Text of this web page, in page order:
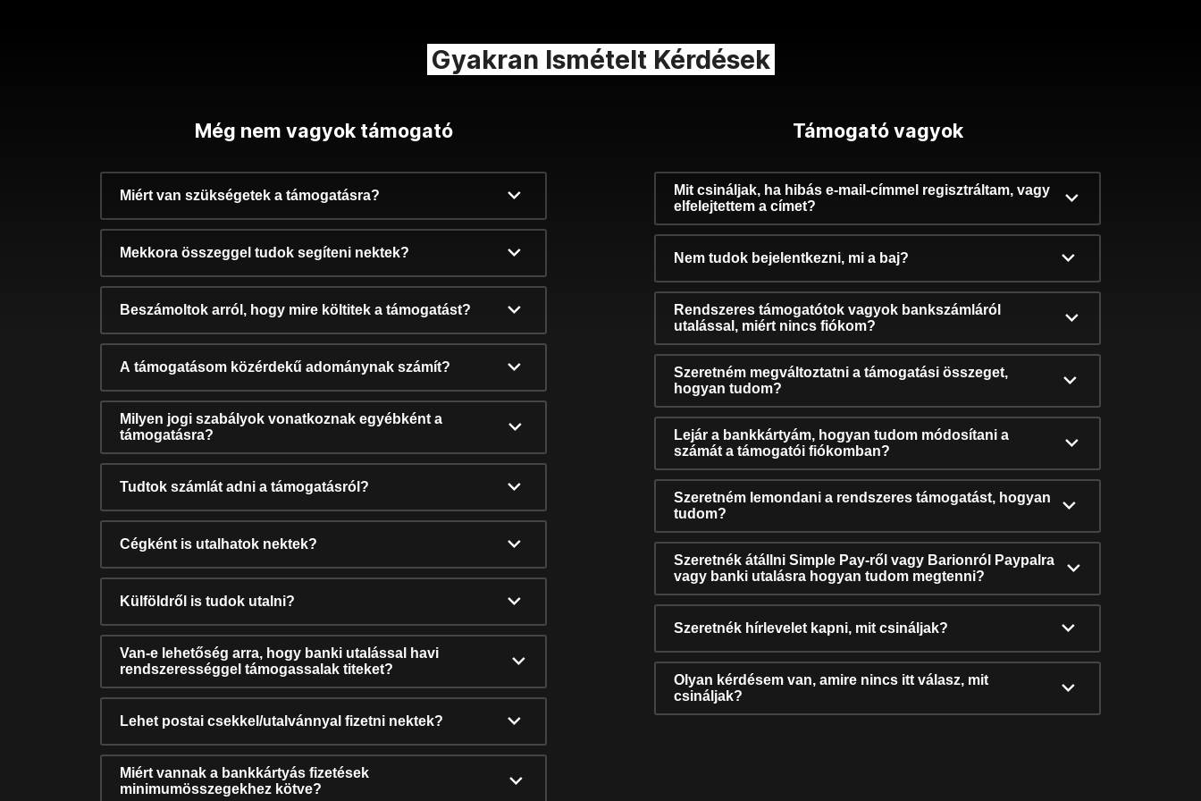
Gyakran Ismételt Kérdések
Még nem vagyok támogató
Miért van szükségetek a támogatásra?
Mekkora összeggel tudok segíteni nektek?
Beszámoltok arról, hogy mire költitek a támogatást?
A támogatásom közérdekű adománynak számít?
Milyen jogi szabályok vonatkoznak egyébként a
támogatásra?
Tudtok számlát adni a támogatásról?
Cégként is utalhatok nektek?
Külföldről is tudok utalni?
Van-e lehetőség arra, hogy banki utalással havi
rendszerességgel támogassalak titeket?
Lehet postai csekkel/utalvánnyal fizetni nektek?
Miért vannak a bankkártyás fizetések
minimumösszegekhez kötve?
Támogató vagyok
Mit csináljak, ha hibás e-mail-címmel regisztráltam, vagy
elfelejtettem a címet?
Nem tudok bejelentkezni, mi a baj?
Rendszeres támogatótok vagyok bankszámláról
utalással, miért nincs fiókom?
Szeretném megváltoztatni a támogatási összeget,
hogyan tudom?
Lejár a bankkártyám, hogyan tudom módosítani a
számát a támogatói fiókomban?
Szeretném lemondani a rendszeres támogatást, hogyan
tudom?
Szeretnék átállni Simple Pay-ről vagy Barionról Paypalra
vagy banki utalásra hogyan tudom megtenni?
Szeretnék hírlevelet kapni, mit csináljak?
Olyan kérdésem van, amire nincs itt válasz, mit
csináljak?